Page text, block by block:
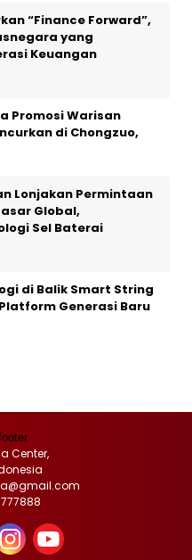
“Finance Forward”,
yang
Keuangan
Promosi Warisan
di Chongzuo,
Lonjakan Permintaan
Global,
Sel Baterai
di Balik Smart String
Generasi Baru
Center,